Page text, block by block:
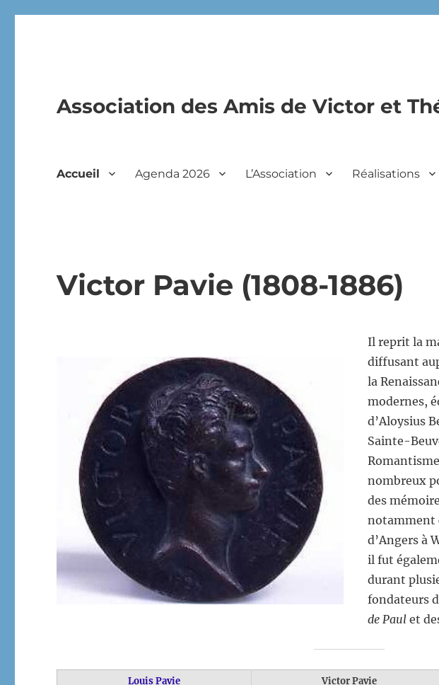
Association des Amis de Victor et
Accueil Agenda 2026 L’Association Réalisations
Victor Pavie (1808-1886)
Il reprit la
diffusant
la
modernes,
d’Aloysius
Sainte-
Romantisme
nombreux
des
notamment
d’Angers à
il fut
durant
fondateurs
de Paulet
Louis Pavie Victor Pavie